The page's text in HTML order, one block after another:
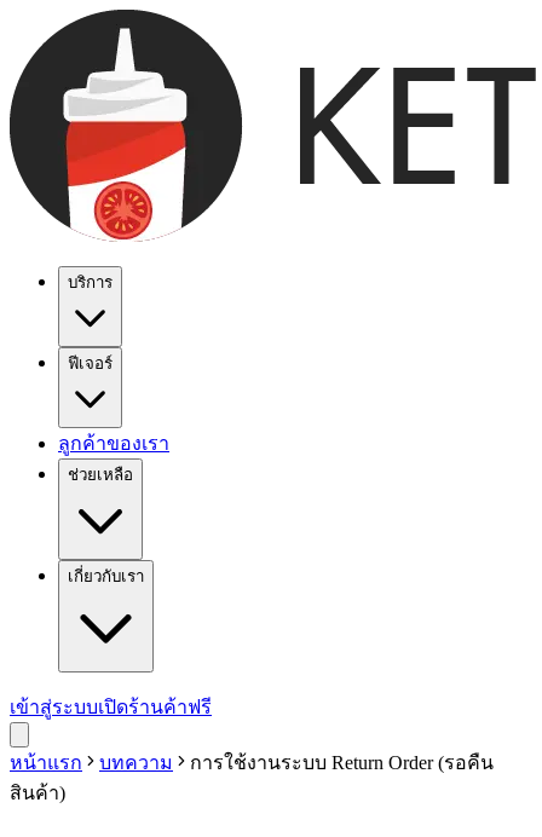
บริการ
ฟีเจอร์
ลูกค้าของเรา
ช่วยเหลือ
เกี่ยวกับเรา
เข้าสู่ระบบเปิดร้านค้าฟรี
หน้าแรก บทความ
การใช้งานระบบ Return Order (รอคืน
สินค้า)